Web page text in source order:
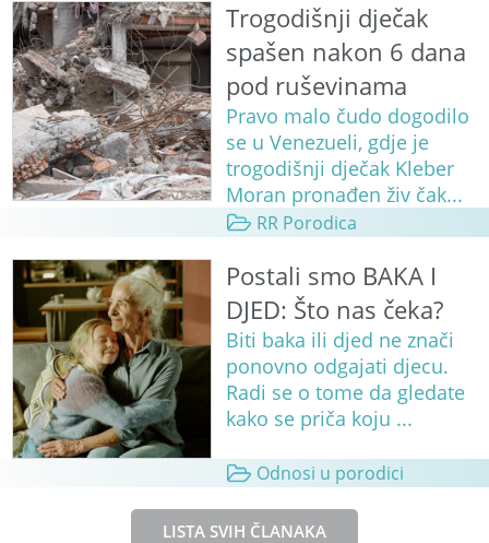
Trogodišnji dječak
spašen nakon 6 dana
pod ruševinama
Pravo malo čudo dogodilo
se u Venezueli, gdje je
trogodišnji dječak Kleber
Moran pronađen živ čak...
RR Porodica
Postali smo BAKA I
DJED: Što nas čeka?
Biti baka ili djed ne znači
ponovno odgajati djecu.
Radi se o tome da gledate
kako se priča koju ...
Odnosi u porodici
LISTA SVIH ČLANAKA